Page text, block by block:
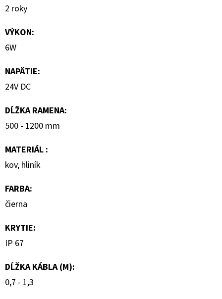
2 roky
VÝKON:
6W
NAPÄTIE:
24V DC
DĹŽKA RAMENA:
500 - 1200 mm
MATERIÁL :
kov, hliník
FARBA:
čierna
KRYTIE:
IP 67
DĹŽKA KÁBLA (M):
0,7 - 1,3